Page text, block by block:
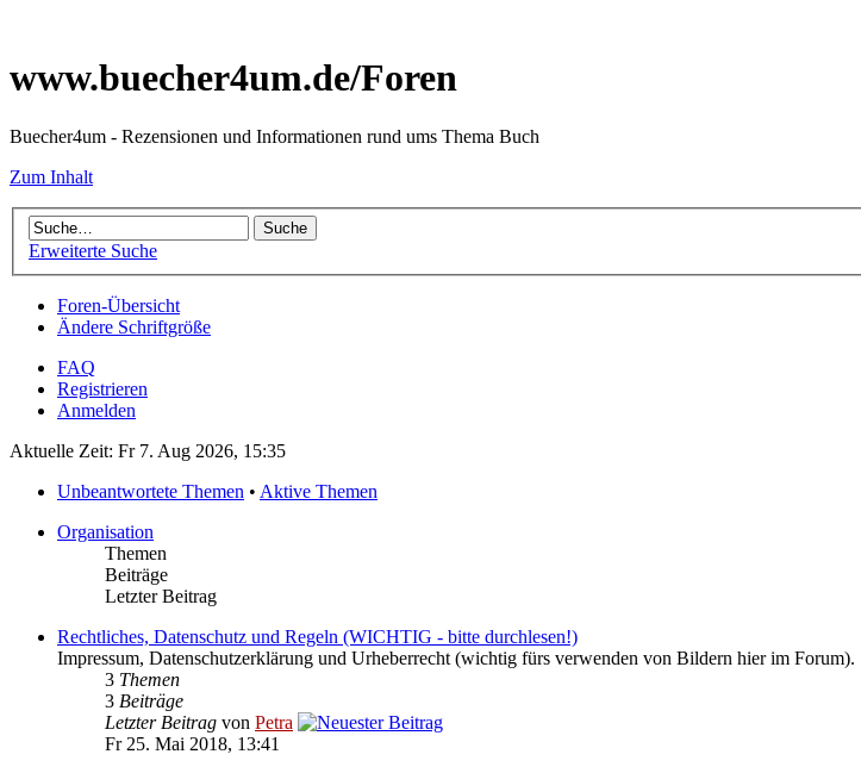
www.buecher4um.de/Foren
Buecher4um - Rezensionen und Informationen rund ums Thema Buch
Zum Inhalt
Erweiterte Suche
Foren-Übersicht
Ändere Schriftgröße
FAQ
Registrieren
Anmelden
Aktuelle Zeit: Fr 7. Aug 2026, 15:35
Unbeantwortete Themen • Aktive Themen
Organisation
Themen
Beiträge
Letzter Beitrag
Rechtliches, Datenschutz und Regeln (WICHTIG - bitte durchlesen!)
Impressum, Datenschutzerklärung und Urheberrecht (wichtig fürs verwenden von Bildern hier im Forum).
3 Themen
3 Beiträge
Letzter Beitrag von Petra
Fr 25. Mai 2018, 13:41